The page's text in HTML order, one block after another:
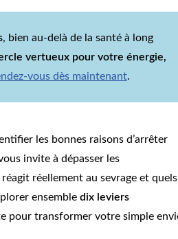
, bien au-delà de la santé à long
vertueux pour votre énergie,
vous dès maintenant.
les bonnes raisons d’arrêter
invite à dépasser les
réellement au sevrage et quels
ensemble dix leviers
pour transformer votre simple